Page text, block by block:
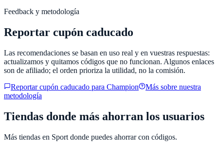
Feedback y metodología
Reportar cupón caducado
Las recomendaciones se basan en uso real y en vuestras respuestas:
actualizamos y quitamos códigos que no funcionan. Algunos enlaces
son de afiliado; el orden prioriza la utilidad, no la comisión.
Reportar cupón caducado para Champion
Más sobre nuestra
metodología
Tiendas donde más ahorran los usuarios
Más tiendas en Sport donde puedes ahorrar con códigos.